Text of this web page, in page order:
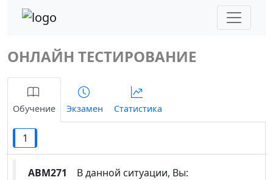
ОНЛАЙН ТЕСТИРОВАНИЕ
Обучение Экзамен Статистика
1
ABM271 В данной ситуации, Вы: